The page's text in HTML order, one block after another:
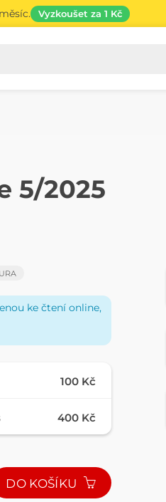
Vyzkoušet za 1 Kč
5/2025
ke čtení online,
100 Kč
400 Kč
DO KOŠÍKU